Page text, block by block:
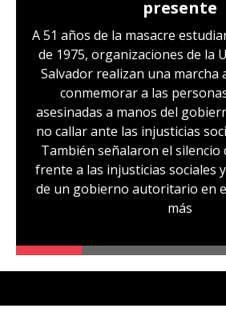
Hernández: víctima
excepción y de
LGBTI
Sandra Leticia Hernández
sustitutivas y libertad
familiares temen que esto
audiencia de revisión de
hoy, miércoles 29 de julio.
comunidad, otra de las
excepción, fue capturada sin
que la vincule a pandillas. La
denunciada por ser